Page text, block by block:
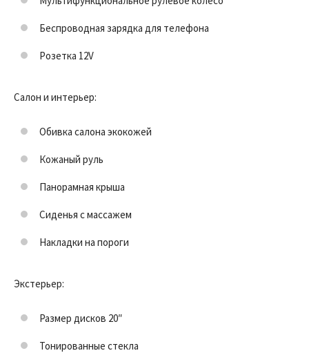
Беспроводная зарядка для телефона
Розетка 12V
Салон и интерьер:
Обивка салона экокожей
Кожаный руль
Панорамная крыша
Сиденья с массажем
Накладки на пороги
Экстерьер:
Размер дисков 20″
Тонированные стекла